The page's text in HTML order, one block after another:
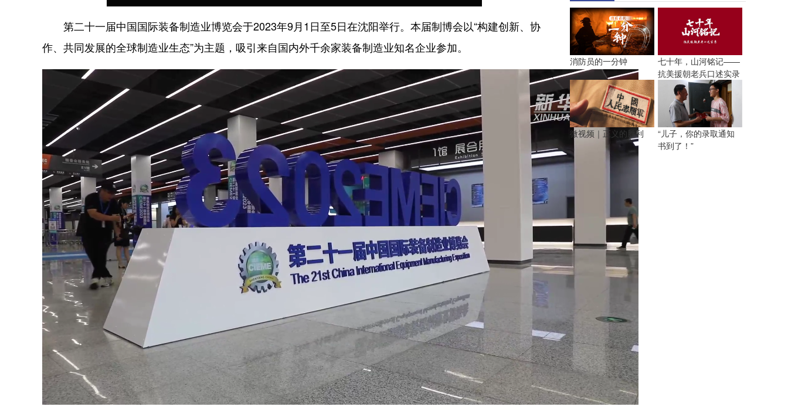
第二十一届中国国际装备制造业博览会于2023年9月1日至5日在沈阳举行。本届制博会以“构建创新、协
作、共同发展的全球制造业生态”为主题，吸引来自国内外千余家装备制造业知名企业参加。
消防员的一分钟
七十年，山河铭记——
抗美援朝老兵口述实录
微视频｜正义的胜利
“儿子，你的录取通知
书到了！”